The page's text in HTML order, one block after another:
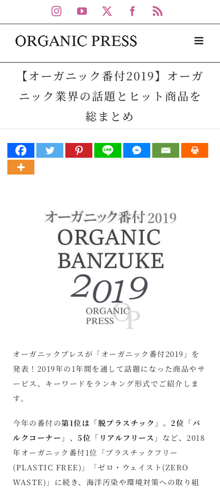
to
content
Instagram
YouTube Facebook
【オーガニック番付2019】オーガ
ニック業界の話題とヒット商品を
総まとめ
オーガニックプレスが「オーガニック番付2019」を
発表！2019年の1年間を通して話題になった商品やサ
ービス、キーワードをランキング形式でご紹介しま
す。
今年の番付の第1位は「脱プラスチック」 。 2位「バ
ルクコーナー」 、5位「リアルフリース」 など、2018
年オーガニック番付1位「プラスチックフリー
(PLASTIC FREE)」「ゼロ・ウェイスト(ZERO
WASTE)」に続き、海洋汚染や環境対策への取り組